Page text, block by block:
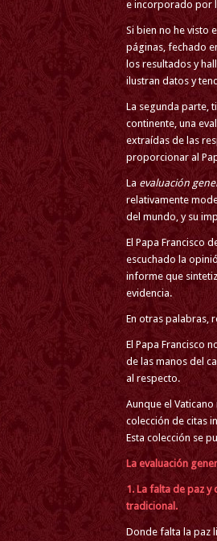
e incorporado por
Si bien no he visto
páginas, fechado
los resultados y
ilustran datos y
La segunda parte,
continente, una
extraídas de las
proporcionar al
Laevaluación
relativamente
del mundo, y su
El Papa Francisco
escuchado la
informe que
evidencia.
En otras palabras,
El Papa Francisco
de las manos del
al respecto.
Aunque el
colección de citas
Esta colección se
La evaluación
1. La falta de paz
tradicional.
Donde falta la paz